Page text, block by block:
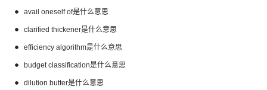
avail oneself of是什么意思
clarified thickener是什么意思
efficiency algorithm是什么意思
budget classification是什么意思
dilution butter是什么意思